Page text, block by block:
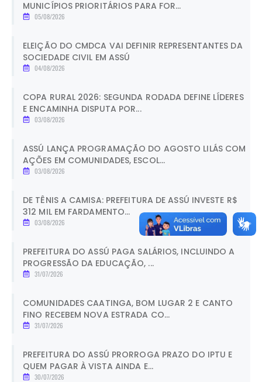
MUNICÍPIOS PRIORITÁRIOS PARA FOR...
05/08/2026
ELEIÇÃO DO CMDCA VAI DEFINIR REPRESENTANTES DA
SOCIEDADE CIVIL EM ASSÚ
04/08/2026
COPA RURAL 2026: SEGUNDA RODADA DEFINE LÍDERES
E ENCAMINHA DISPUTA POR...
03/08/2026
ASSÚ LANÇA PROGRAMAÇÃO DO AGOSTO LILÁS COM
AÇÕES EM COMUNIDADES, ESCOL...
03/08/2026
DE TÊNIS A CAMISA: PREFEITURA DE ASSÚ INVESTE R$
312 MIL EM FARDAMENTO...
03/08/2026
PREFEITURA DO ASSÚ PAGA SALÁRIOS, INCLUINDO A
PROGRESSÃO DA EDUCAÇÃO, ...
31/07/2026
COMUNIDADES CAATINGA, BOM LUGAR 2 E CANTO
FINO RECEBEM NOVA ESTRADA CO...
31/07/2026
PREFEITURA DO ASSÚ PRORROGA PRAZO DO IPTU E
QUEM PAGAR À VISTA AINDA E...
30/07/2026